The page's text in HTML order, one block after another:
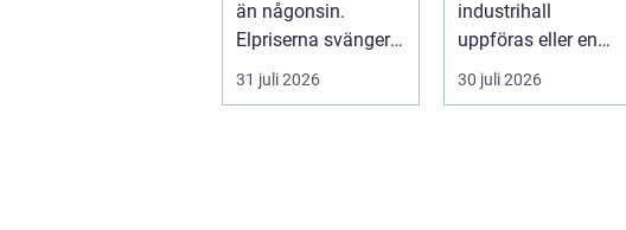
än någonsin.
Elpriserna svänger
snabbt, nya typer av
av...
31 juli 2026
industrihall
uppföras eller en
lantbruksanläggnin
g moderniseras ä...
30 juli 2026